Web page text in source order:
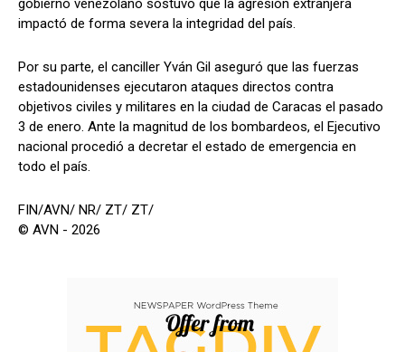
gobierno venezolano sostuvo que la agresión extranjera
impactó de forma severa la integridad del país.
Por su parte, el canciller Yván Gil aseguró que las fuerzas
estadounidenses ejecutaron ataques directos contra
objetivos civiles y militares en la ciudad de Caracas el pasado
3 de enero. Ante la magnitud de los bombardeos, el Ejecutivo
nacional procedió a decretar el estado de emergencia en
todo el país.
FIN/AVN/ NR/ ZT/ ZT/
© AVN - 2026